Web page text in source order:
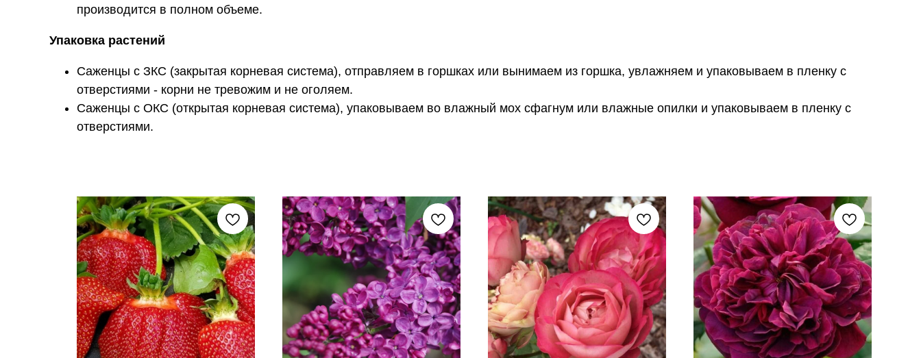
производится в полном объеме.
Упаковка растений
Саженцы с ЗКС (закрытая корневая система), отправляем в горшках или вынимаем из горшка, увлажняем и упаковываем в пленку с
отверстиями - корни не тревожим и не оголяем.
Саженцы с ОКС (открытая корневая система), упаковываем во влажный мох сфагнум или влажные опилки и упаковываем в пленку с
отверстиями.